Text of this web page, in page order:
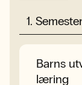
1.
Barns
læring
Natur,
og etikk
Se